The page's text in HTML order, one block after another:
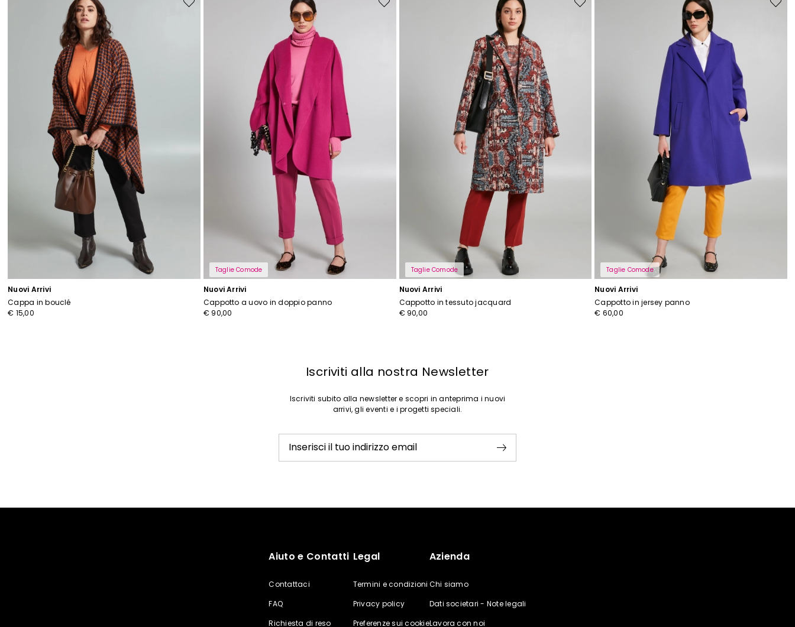
Nuovi Arrivi
Cappa in bouclé
€ 15,00
Sposta
Taglie Comode
Nuovi Arrivi
Cappotto a uovo in doppio panno
€ 90,00
Sposta
Taglie Comode
Nuovi Arrivi
Cappotto in tessuto jacquard
€ 90,00
Sposta
Taglie Comode
Nuovi Arrivi
Cappotto in jersey panno
€ 60,00
Sposta
Iscriviti alla nostra Newsletter
Iscriviti subito alla newsletter e scopri in anteprima i nuovi
arrivi, gli eventi e i progetti speciali.
Inserisci il tuo indirizzo email
Aiuto e Contatti
Contattaci
FAQ
Richiesta di reso
Legal
Termini e condizioni
Privacy policy
Preferenze sui cookie
Azienda
Chi siamo
Dati societari - Note legali
Lavora con noi